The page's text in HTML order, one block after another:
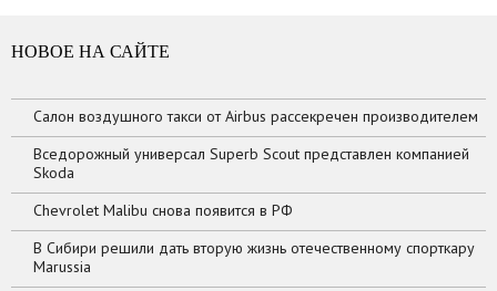
НОВОЕ НА САЙТЕ
Салон воздушного такси от Airbus рассекречен производителем
Вседорожный универсал Superb Scout представлен компанией
Skoda
Chevrolet Malibu снова появится в РФ
В Сибири решили дать вторую жизнь отечественному спорткару
Marussia